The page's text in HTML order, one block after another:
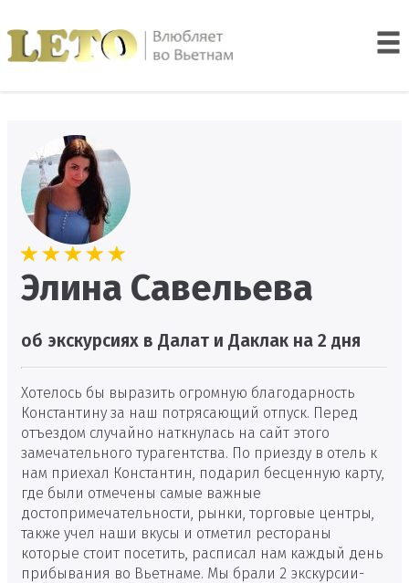
Элина Савельева
об экскурсиях в Далат и Даклак на 2 дня
Хотелось бы выразить огромную благодарность
Константину за наш потрясающий отпуск. Перед
отъездом случайно наткнулась на сайт этого
замечательного турагентства. По приезду в отель к
нам приехал Константин, подарил бесценную карту,
где были отмечены самые важные
достопримечательности, рынки, торговые центры,
также учел наши вкусы и отметил рестораны
которые стоит посетить, расписал нам каждый день
прибывания во Вьетнаме. Мы брали 2 экскурсии-